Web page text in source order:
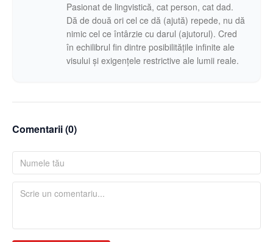
Pasionat de lingvistică, cat person, cat dad.
Dă de două ori cel ce dă (ajută) repede, nu dă
nimic cel ce întârzie cu darul (ajutorul). Cred
în echilibrul fin dintre posibilitățile infinite ale
visului și exigențele restrictive ale lumii reale.
Comentarii (0)